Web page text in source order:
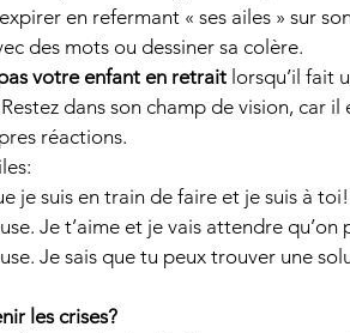
en refermant « ses ailes » sur
des mots ou dessiner sa colère.
votre enfant en retrait lorsqu’il fait
Restez dans son champ de vision,
réactions.
je suis en train de faire et je suis à
Je t’aime et je vais attendre
Je sais que tu peux trouver une
les crises?